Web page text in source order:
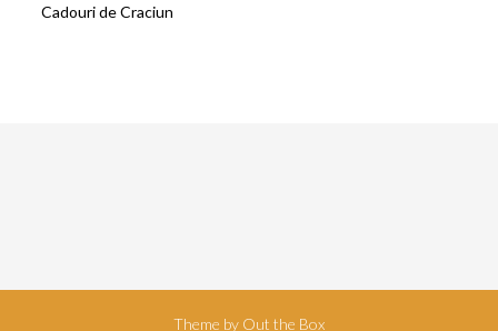
Cadouri de Craciun
Theme by Out the Box